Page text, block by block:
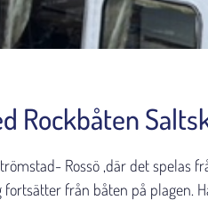
Rockbåten
Rossö ,där det spelas
fortsätter från båten på plagen.